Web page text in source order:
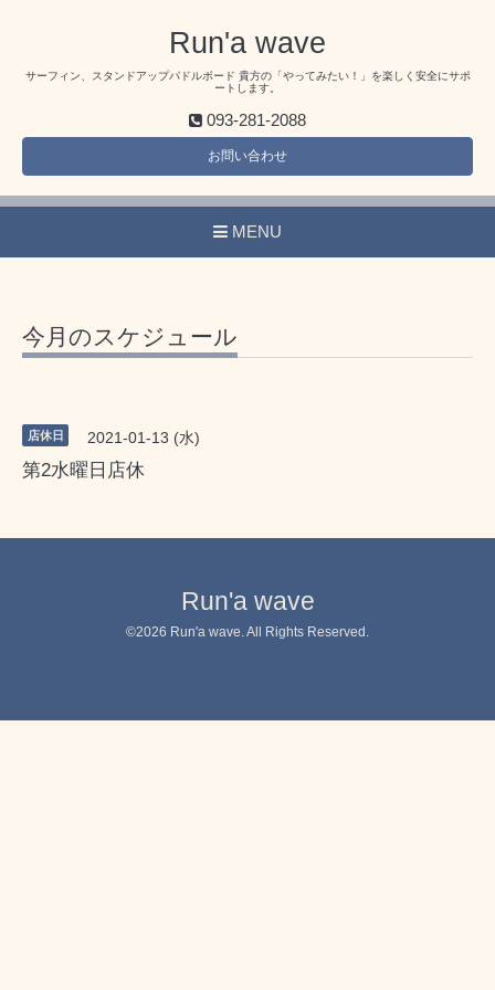
Run'a wave
サーフィン、スタンドアップパドルボード 貴方の「やってみたい！」を楽しく安全にサポ
ートします。
093-281-2088
お問い合わせ
MENU
今月のスケジュール
店休日 2021-01-13 (水)
第2水曜日店休
Run'a wave
©2026 Run'a wave . All Rights Reserved.